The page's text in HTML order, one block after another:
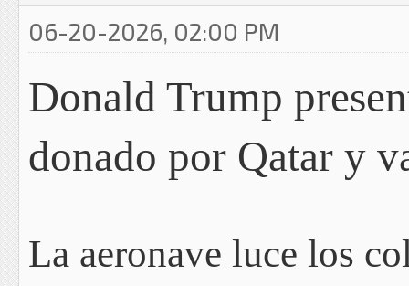
06-20-2026, 02:00 PM
Donald Trump
donado por Qatar y
La aeronave luce los